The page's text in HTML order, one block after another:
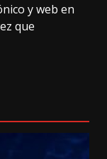
y web en
que